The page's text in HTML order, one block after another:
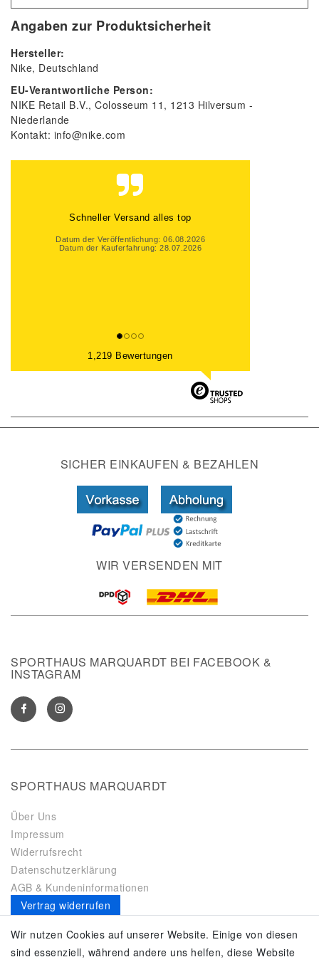
Angaben zur Produktsicherheit
Hersteller:
Nike Deutschland
EU-Verantwortliche Person:
NIKE Retail B.V. Colosseum 11 1213 Hilversum
Niederlande
Kontakt: info@nike.com
Gute Beratung, auch per Mail und super
Datum der Veröffentlichung: 06.08.2026
1,219 Bewertungen
SICHER EINKAUFEN & BEZAHLEN
WIR VERSENDEN MIT
SPORTHAUS MARQUARDT BEI FACEBOOK &
INSTAGRAM
SPORTHAUS MARQUARDT
Über Uns
Impressum
Widerrufsrecht
Datenschutzerklärung
AGB & Kundeninformationen
Vertrag widerrufen
Es gilt unsereDatenschutzerklärung
SERVICE
Wir nutzen Cookies auf unserer Website. Einige von diesen
sind essenziell, während andere uns helfen, diese Website